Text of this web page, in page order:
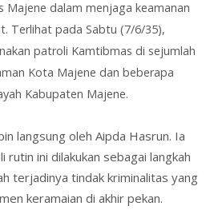
Majene dalam menjaga keamanan
Terlihat pada Sabtu (7/6/35),
patroli Kamtibmas di sejumlah
Kota Majene dan beberapa
Kabupaten Majene.
langsung oleh Aipda Hasrun. Ia
ini dilakukan sebagai langkah
terjadinya tindak kriminalitas yang
keramaian di akhir pekan.